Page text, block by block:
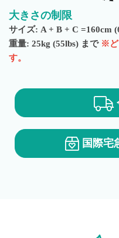
大きさの制限
サイズ: A + B + C =160cm
重量: 25kg (55lbs) まで ※ど
す。
国際宅